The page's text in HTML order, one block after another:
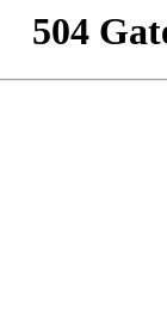
504